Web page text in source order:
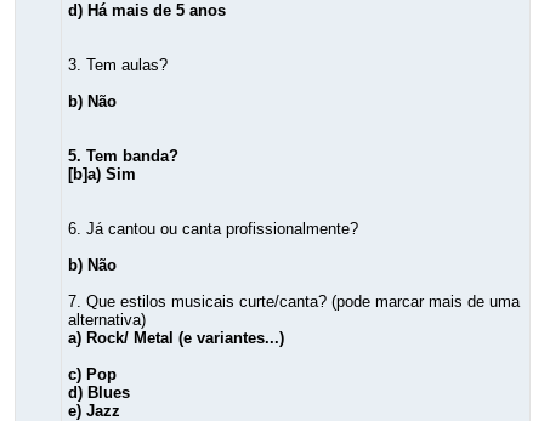
d) Há mais de 5 anos
3. Tem aulas?
b) Não
5. Tem banda?
[b]a) Sim
6. Já cantou ou canta profissionalmente?
b) Não
7. Que estilos musicais curte/canta? (pode marcar mais de uma
alternativa)
a) Rock/ Metal (e variantes...)
c) Pop
d) Blues
e) Jazz